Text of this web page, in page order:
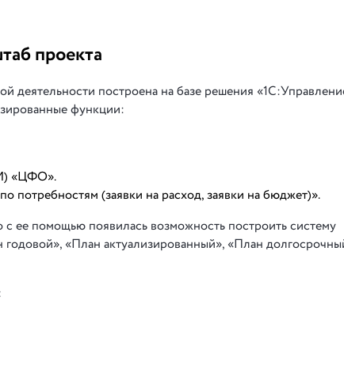
проекта
деятельности построена на базе решения
функции:
«ЦФО».
потребностям (заявки на расход, заявки на бюджет)».
с ее помощью появилась возможность построить систему
«План актуализированный», «План